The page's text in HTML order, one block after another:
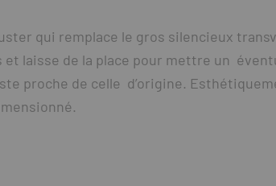
qui remplace le gros silencieux
et laisse de la place pour mettre un
proche de celle d’origine.